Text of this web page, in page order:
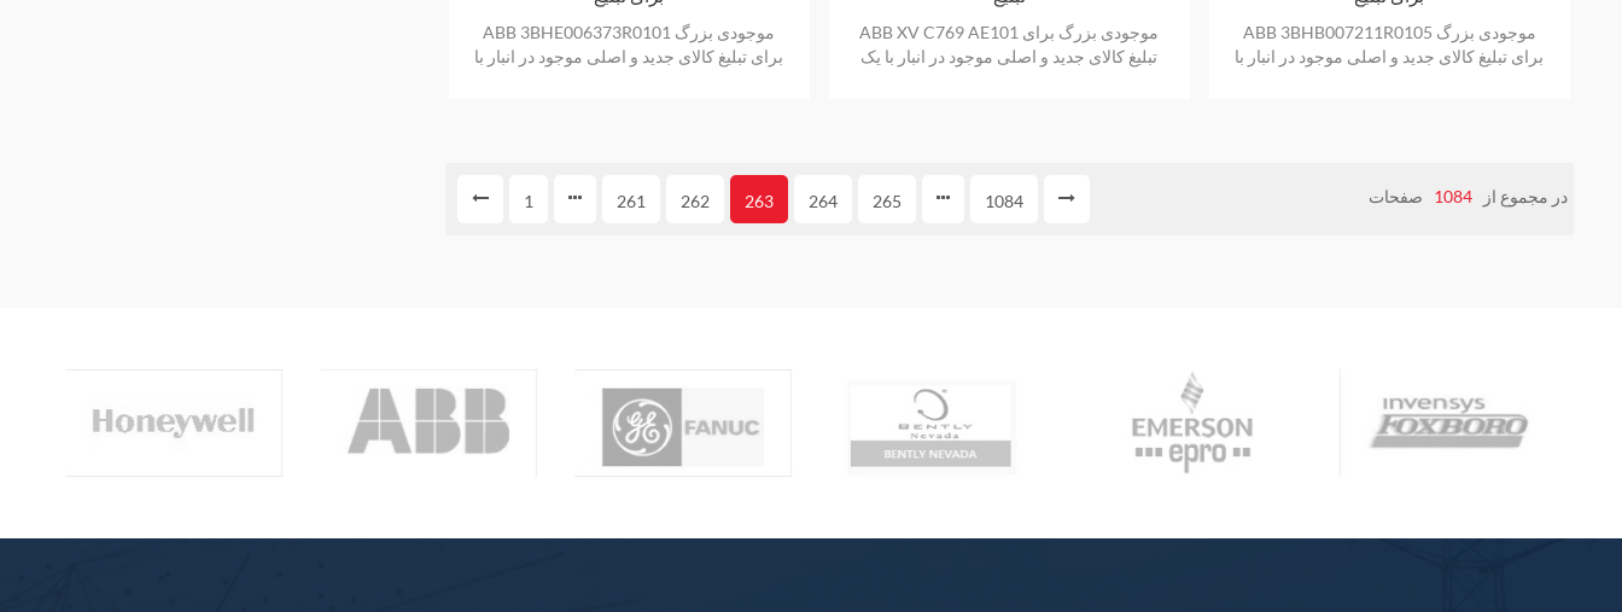
ABB 3BHE006373R0101 موجودی بزرگ
برای تبلیغ کالای جدید و اصلی موجود در انبار با
ABB XV C769 AE101 موجودی بزرگ برای
تبلیغ کالای جدید و اصلی موجود در انبار با یک
ABB 3BHB007211R0105 موجودی بزرگ
برای تبلیغ کالای جدید و اصلی موجود در انبار با
1 261 262 263 264 265 1084 در مجموع از 1084 صفحات